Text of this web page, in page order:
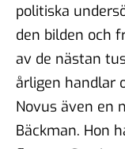
politiska
den bilden och
av de nästan
årligen handlar
Novus även en
Bäckman. Hon